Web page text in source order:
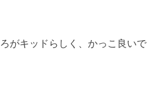
がキッドらしく、かっこ良いで